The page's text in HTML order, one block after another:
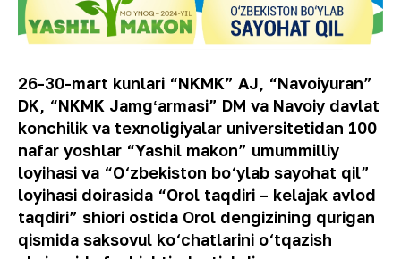
26-30-mart kunlari “NKMK” AJ, “Navoiyuran”
DK, “NKMK Jamgʻarmasi” DM va Navoiy davlat
konchilik va texnoligiyalar universitetidan 100
nafar yoshlar “Yashil makon” umummilliy
loyihasi va “O‘zbekiston bo‘ylab sayohat qil”
loyihasi doirasida “Orol taqdiri – kelajak avlod
taqdiri” shiori ostida Orol dengizining qurigan
qismida saksovul ko‘chatlarini o‘tqazish